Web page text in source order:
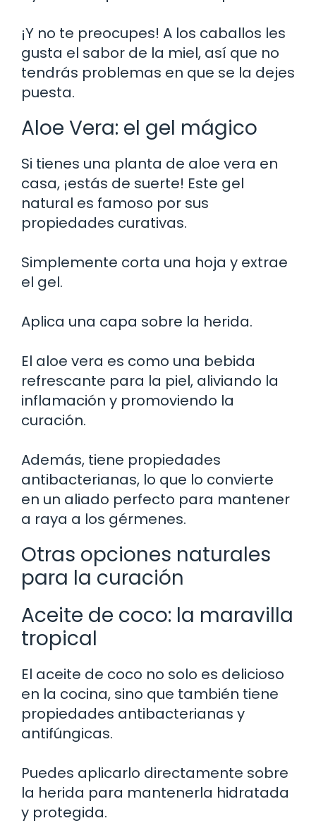
¡Y no te preocupes! A los caballos les
gusta el sabor de la miel, así que no
tendrás problemas en que se la dejes
puesta.
Aloe Vera: el gel mágico
Si tienes una planta de aloe vera en
casa, ¡estás de suerte! Este gel
natural es famoso por sus
propiedades curativas.
Simplemente corta una hoja y extrae
el gel.
Aplica una capa sobre la herida.
El aloe vera es como una bebida
refrescante para la piel, aliviando la
inflamación y promoviendo la
curación.
Además, tiene propiedades
antibacterianas, lo que lo convierte
en un aliado perfecto para mantener
a raya a los gérmenes.
Otras opciones naturales
para la curación
Aceite de coco: la maravilla
tropical
El aceite de coco no solo es delicioso
en la cocina, sino que también tiene
propiedades antibacterianas y
antifúngicas.
Puedes aplicarlo directamente sobre
la herida para mantenerla hidratada
y protegida.